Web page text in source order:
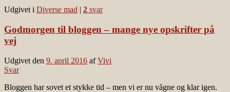
Udgivet i Diverse mad | 2 svar
Godmorgen til bloggen – mange nye opskrifter på
vej
Udgivet den 9. april 2016 afVivi
Svar
Bloggen har sovet et stykke tid – men vi er nu vågne og klar igen.